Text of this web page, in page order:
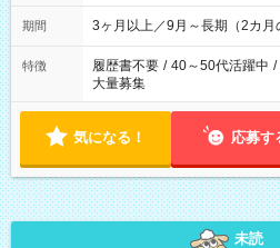
期間 3ヶ月以上／9月～長期（2カ月
特徴 履歴書不要 / 40～50代活躍中 /
大量募集
気になる！ 応募す
未読